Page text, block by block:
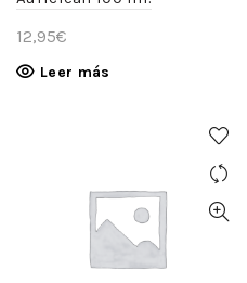
12,95€
Leer más